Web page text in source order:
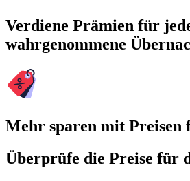
Verdiene Prämien für
wahrgenommene
Mehr sparen mit
Überprüfe die Preise für